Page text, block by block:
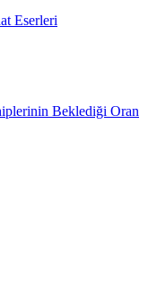
Eserleri
Beklediği Oran